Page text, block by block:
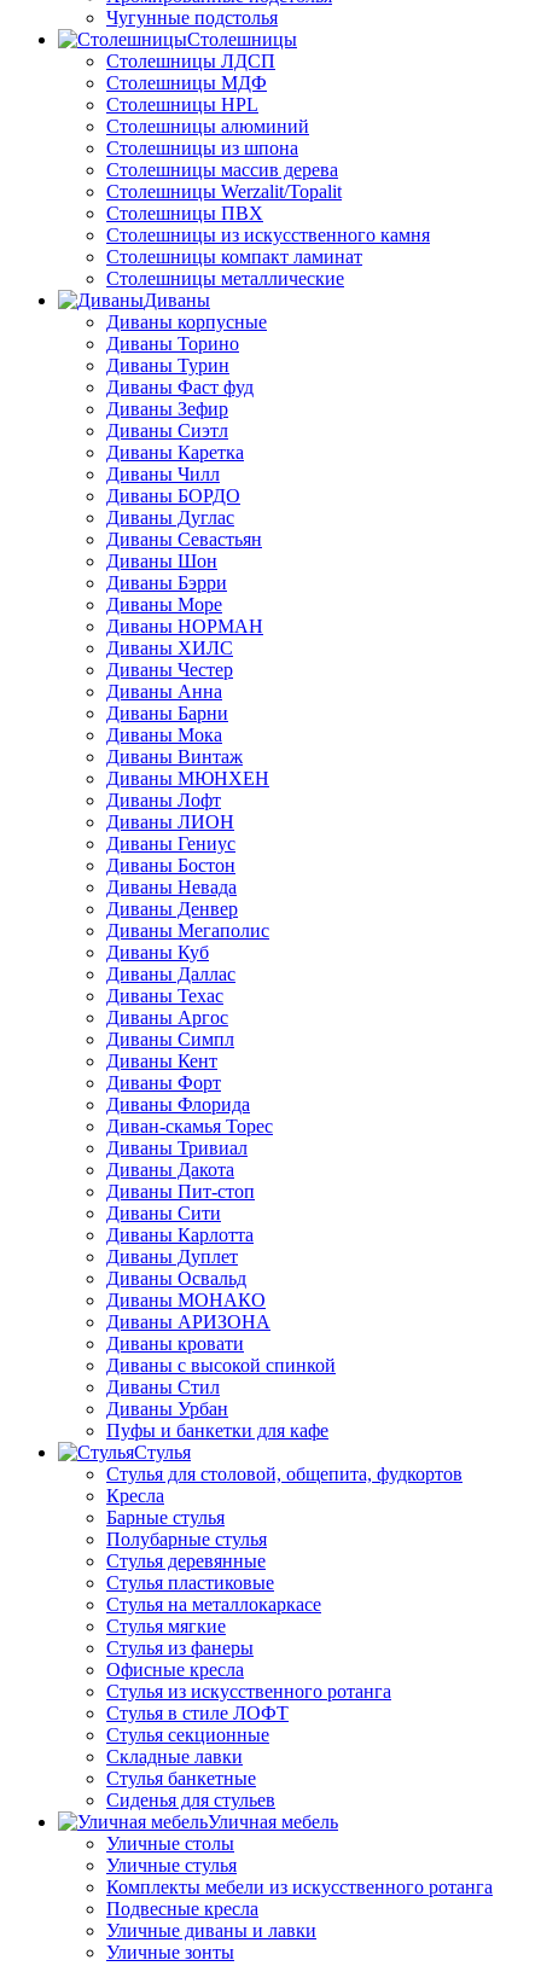
Чугунные подстолья
Столешницы
Столешницы ЛДСП
Столешницы МДФ
Столешницы HPL
Столешницы алюминий
Столешницы из шпона
Столешницы массив дерева
Столешницы Werzalit/Topalit
Столешницы ПВХ
Столешницы из искусственного камня
Столешницы компакт ламинат
Столешницы металлические
Диваны
Диваны корпусные
Диваны Торино
Диваны Турин
Диваны Фаст фуд
Диваны Зефир
Диваны Сиэтл
Диваны Каретка
Диваны Чилл
Диваны БОРДО
Диваны Дуглас
Диваны Севастьян
Диваны Шон
Диваны Бэрри
Диваны Море
Диваны НОРМАН
Диваны ХИЛС
Диваны Честер
Диваны Анна
Диваны Барни
Диваны Мока
Диваны Винтаж
Диваны МЮНХЕН
Диваны Лофт
Диваны ЛИОН
Диваны Гениус
Диваны Бостон
Диваны Невада
Диваны Денвер
Диваны Мегаполис
Диваны Куб
Диваны Даллас
Диваны Техас
Диваны Аргос
Диваны Симпл
Диваны Кент
Диваны Форт
Диваны Флорида
Диван-скамья Торес
Диваны Тривиал
Диваны Дакота
Диваны Пит-стоп
Диваны Сити
Диваны Карлотта
Диваны Дуплет
Диваны Освальд
Диваны МОНАКО
Диваны АРИЗОНА
Диваны кровати
Диваны с высокой спинкой
Диваны Стил
Диваны Урбан
Пуфы и банкетки для кафе
Стулья
Стулья для столовой, общепита, фудкортов
Кресла
Барные стулья
Полубарные стулья
Стулья деревянные
Стулья пластиковые
Стулья на металлокаркасе
Стулья мягкие
Стулья из фанеры
Офисные кресла
Стулья из искусственного ротанга
Стулья в стиле ЛОФТ
Стулья секционные
Складные лавки
Стулья банкетные
Сиденья для стульев
Уличная мебель
Уличные столы
Уличные стулья
Комплекты мебели из искусственного ротанга
Подвесные кресла
Уличные диваны и лавки
Уличные зонты